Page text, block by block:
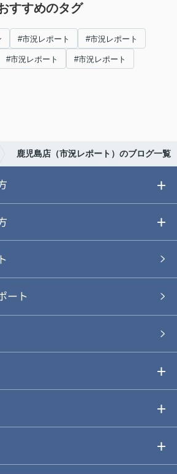
すすめのタグ
#市況レポート #市況レポート
#市況レポート #市況レポート
鹿児島店（市況レポート）のブログ一覧
・デメリット
見る
ート
ート